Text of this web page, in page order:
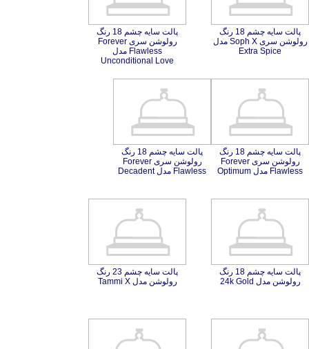
پالت سایه چشم 18 رنگ
رولوشن سری Soph X مدل
Extra Spice
پالت سایه چشم 18 رنگ
رولوشن سری Forever
Flawless مدل
Unconditional Love
پالت سایه چشم 18 رنگ
رولوشن سری Forever
Flawless مدل Optimum
پالت سایه چشم 18 رنگ
رولوشن سری Forever
Flawless مدل Decadent
پالت سایه چشم 18 رنگ
رولوشن مدل 24k Gold
پالت سایه چشم 23 رنگ
رولوشن مدل Tammi X